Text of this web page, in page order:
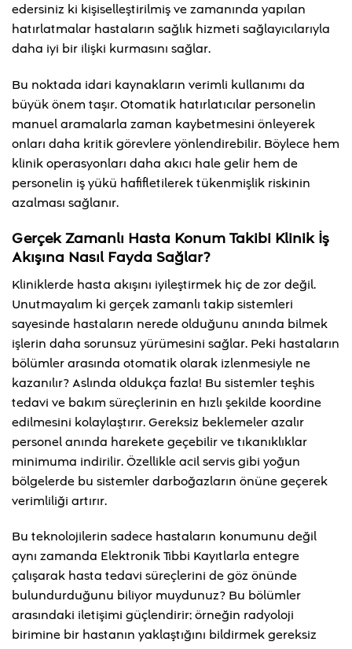
edersiniz ki kişiselleştirilmiş ve zamanında yapılan
hatırlatmalar hastaların sağlık hizmeti sağlayıcılarıyla
daha iyi bir ilişki kurmasını sağlar.
Bu noktada idari kaynakların verimli kullanımı da
büyük önem taşır. Otomatik hatırlatıcılar personelin
manuel aramalarla zaman kaybetmesini önleyerek
onları daha kritik görevlere yönlendirebilir. Böylece hem
klinik operasyonları daha akıcı hale gelir hem de
personelin iş yükü hafifletilerek tükenmişlik riskinin
azalması sağlanır.
Gerçek Zamanlı Hasta Konum Takibi Klinik İş
Akışına Nasıl Fayda Sağlar?
Kliniklerde hasta akışını iyileştirmek hiç de zor değil.
Unutmayalım ki gerçek zamanlı takip sistemleri
sayesinde hastaların nerede olduğunu anında bilmek
işlerin daha sorunsuz yürümesini sağlar. Peki hastaların
bölümler arasında otomatik olarak izlenmesiyle ne
kazanılır? Aslında oldukça fazla! Bu sistemler teşhis
tedavi ve bakım süreçlerinin en hızlı şekilde koordine
edilmesini kolaylaştırır. Gereksiz beklemeler azalır
personel anında harekete geçebilir ve tıkanıklıklar
minimuma indirilir. Özellikle acil servis gibi yoğun
bölgelerde bu sistemler darboğazların önüne geçerek
verimliliği artırır.
Bu teknolojilerin sadece hastaların konumunu değil
aynı zamanda Elektronik Tıbbi Kayıtlarla entegre
çalışarak hasta tedavi süreçlerini de göz önünde
bulundurduğunu biliyor muydunuz? Bu bölümler
arasındaki iletişimi güçlendirir; örneğin radyoloji
birimine bir hastanın yaklaştığını bildirmek gereksiz